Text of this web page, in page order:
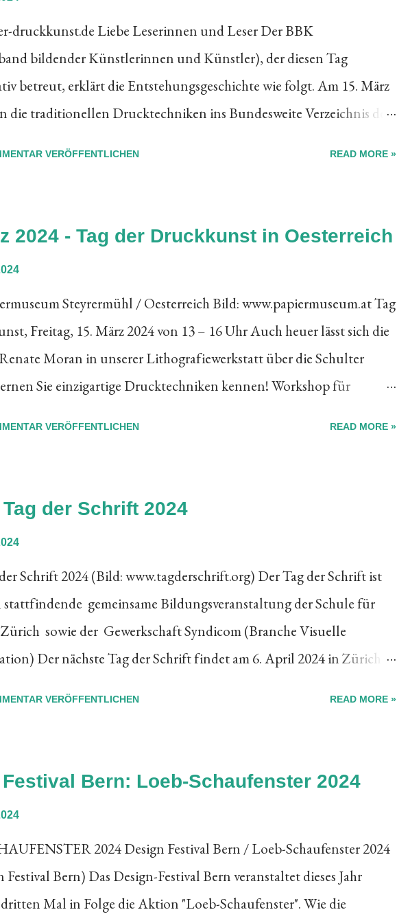
druckkunst.de Liebe Leserinnen und Leser Der BBK
bildender Künstlerinnen und Künstler), der diesen Tag
betreut, erklärt die Entstehungsgeschichte wie folgt. Am 15. März
die traditionellen Drucktechniken ins Bundesweite Verzeichnis des
wie lebendig die Druckkunst im 21. Jahrhundert ist - von den
Techniken Hoch-, Tief-, Flachdruck u.a. bis hin zur
Druckkunst. Auf seiner Website listet der BBK die zahlreichen
Events auf, an denen jedefrau und jedermann originale
kann. Per Klick unten können Sie sich über alles
zum Tag der Druckkunst...
VERÖFFENTLICHEN READ MORE »
2024 - Tag der Druckkunst in Oesterreich
Steyrermühl / Oesterreich Bild: www.papiermuseum.at Tag
Freitag, 15. März 2024 von 13 – 16 Uhr Auch heuer lässt sich die
Moran in unserer Lithografiewerkstatt über die Schulter
Sie einzigartige Drucktechniken kennen! Workshop für
ist wahrlich ein Highlight als österreichisches Museum der
den historischen Gemäuern der alten Papierfabrik.
ist es ein Papiermacher-Museum. Es gibt dort eine
und eine Robert'sche Papiermaschine zu sehen. Darüber hinaus
Kulturstätte ein Druckereimuseum und eine druckgrafische
der Pflege und Hege der Druck-Geschichte werde...
VERÖFFENTLICHEN READ MORE »
der Schrift 2024
Schrift 2024 (Bild: www.tagderschrift.org) Der Tag der Schrift ist
stattfindende gemeinsame Bildungsveranstaltung der Schule für
sowie der Gewerkschaft Syndicom (Branche Visuelle
Der nächste Tag der Schrift findet am 6. April 2024 in Zürich
VERÖFFENTLICHEN READ MORE »
Bern: Loeb-Schaufenster 2024
2024 Design Festival Bern / Loeb-Schaufenster 2024
Bern) Das Design-Festival Bern veranstaltet dieses Jahr
Mal in Folge die Aktion "Loeb-Schaufenster". Wie die